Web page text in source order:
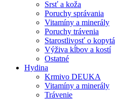
Srsť a koža
Poruchy správania
Vitamíny a minerály
Poruchy trávenia
Starostlivosť o kopytá
Výživa kĺbov a kostí
Ostatné
Hydina
Krmivo DEUKA
Vitamíny a minerály
Trávenie